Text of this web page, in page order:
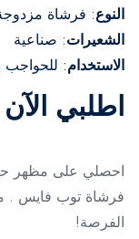
النوع: فرشاة
الشعيرات: صناعية
الاستخدام: للحواجب
اطلبي
احصلي على مظهر
فرشاة توب فايس .
الفرصة!